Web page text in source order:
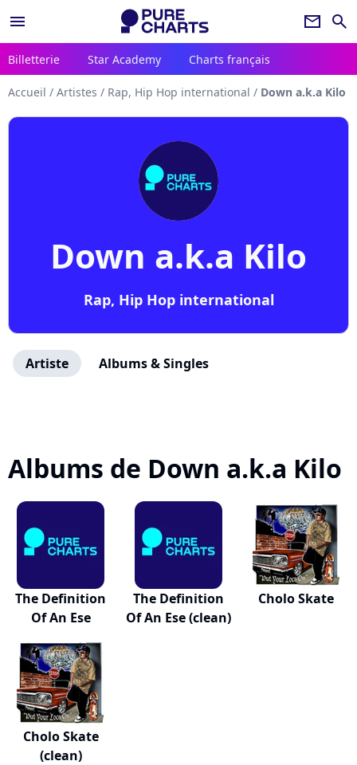
menu newsletter search
Billetterie Star Academy Charts français
Accueil / Artistes / Rap, Hip Hop international / Down a.k.a Kilo
Down a.k.a Kilo
Rap, Hip Hop international
Artiste Albums & Singles
Albums de Down a.k.a Kilo
The Definition
Of An Ese
The Definition
Of An Ese (clean)
Cholo Skate
Cholo Skate
(clean)